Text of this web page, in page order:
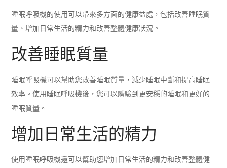
睡眠呼吸機的使用可以帶來多方面的健康益處，包括改善睡眠質
量、增加日常生活的精力和改善整體健康狀況。
改善睡眠質量
睡眠呼吸機可以幫助您改善睡眠質量，減少睡眠中斷和提高睡眠
效率。使用睡眠呼吸機後，您可以體驗到更安穩的睡眠和更好的
睡眠質量。
增加日常生活的精力
使用睡眠呼吸機還可以幫助您增加日常生活的精力和改善整體健